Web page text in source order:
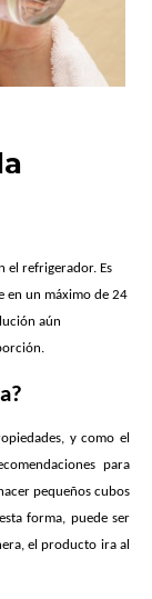
el refrigerador. Es
en un máximo de 24
aún
y como el
para
pequeños cubos
forma, puede ser
el producto ira al